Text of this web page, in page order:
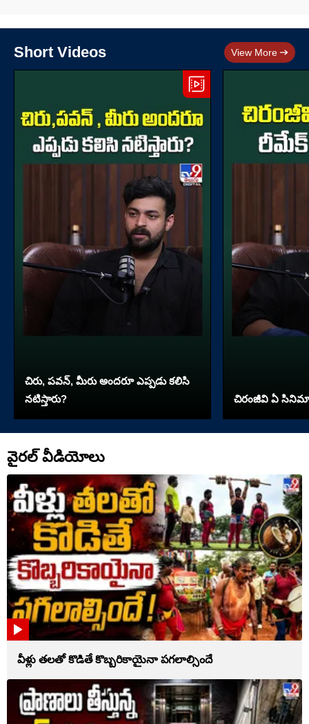
Short Videos View More
చిరు, పవన్, మీరు అందరూ ఎప్పడు కలిసి
నటిస్తారు?
చిరంజీవి ఏ సినిమా
వైరల్ వీడియోలు
వీళ్లు తలతో కొడితే కొబ్బరికాయైనా పగలాల్సిందే